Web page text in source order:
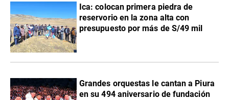
Ica: colocan primera piedra de
reservorio en la zona alta con
presupuesto por más de S/49 mil
Grandes orquestas le cantan a Piura
en su 494 aniversario de fundación